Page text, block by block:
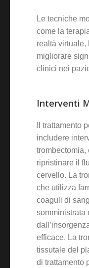
Le tecniche
come la
realtà virtuale,
migliorare
clinici nei
Interventi
Il trattamento
includere
trombectomia,
ripristinare il
cervello. La
che utilizza
coaguli di
somministrata
efficace. La
tissutale del
di trattamento